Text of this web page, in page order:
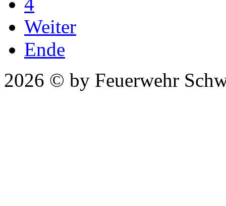
Weiter
Ende
2026 © by Feuerwehr